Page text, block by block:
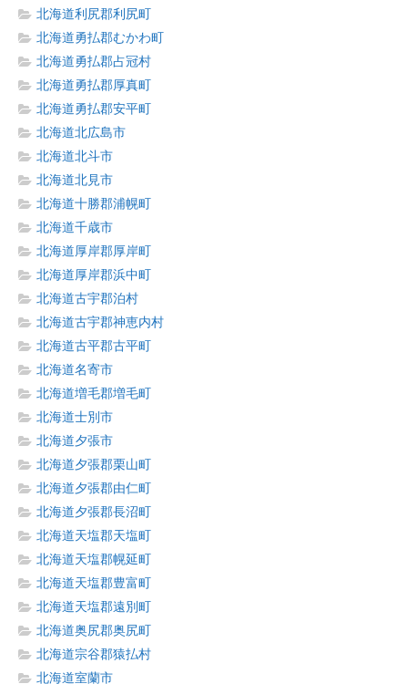
北海道利尻郡利尻町
北海道勇払郡むかわ町
北海道勇払郡占冠村
北海道勇払郡厚真町
北海道勇払郡安平町
北海道北広島市
北海道北斗市
北海道北見市
北海道十勝郡浦幌町
北海道千歳市
北海道厚岸郡厚岸町
北海道厚岸郡浜中町
北海道古宇郡泊村
北海道古宇郡神恵内村
北海道古平郡古平町
北海道名寄市
北海道増毛郡増毛町
北海道士別市
北海道夕張市
北海道夕張郡栗山町
北海道夕張郡由仁町
北海道夕張郡長沼町
北海道天塩郡天塩町
北海道天塩郡幌延町
北海道天塩郡豊富町
北海道天塩郡遠別町
北海道奥尻郡奥尻町
北海道宗谷郡猿払村
北海道室蘭市